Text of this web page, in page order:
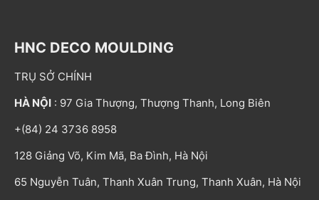
HNC DECO MOULDING
TRỤ SỞ CHÍNH
HÀ NỘI : 97 Gia Thượng, Thượng Thanh, Long Biên
+(84) 24 3736 8958
128 Giảng Võ, Kim Mã, Ba Đình, Hà Nội
65 Nguyễn Tuân, Thanh Xuân Trung, Thanh Xuân, Hà Nội